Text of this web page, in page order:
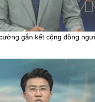
gắn kết cộng đồng